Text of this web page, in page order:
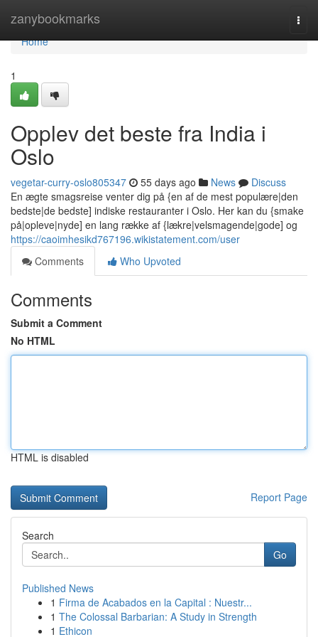
zanybookmarks
Home
Home
1
Opplev det beste fra India i
Oslo
vegetar-curry-oslo805347 55 days ago News
Discuss
En ægte smagsreise venter dig på {en af de mest populære|den
bedste|de bedste] indiske restauranter i Oslo. Her kan du {smake
på|opleve|nyde] en lang række af {lækre|velsmagende|gode] og
https://caoimhesikd767196.wikistatement.com/user
Comments
Who Upvoted
Comments
Submit a Comment
No HTML
HTML is disabled
Report Page
Search
Go
Published News
1 Firma de Acabados en la Capital : Nuestr...
1 The Colossal Barbarian: A Study in Strength
1 Ethicon